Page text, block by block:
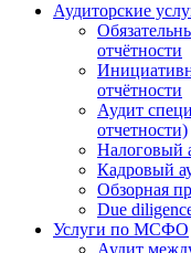
Аудиторские
отчётности
отчётности
Аудит
отчетности)
Налоговый
Кадровый
Обзорная
Due
Услуги по МСФО
Аудит